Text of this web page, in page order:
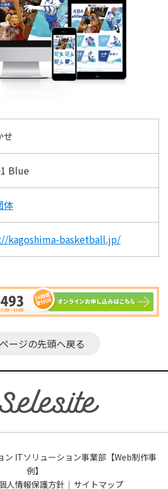
せ
Blue
体
kagoshima-basketball.jp/
ページの先頭へ戻る
ン ITソリューション事業部【Web制作事
例】
人情報保護方針 サイトマップ